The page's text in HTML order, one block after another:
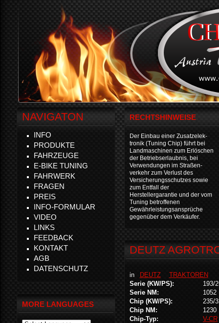
RECHTSHINWEISE
Der Einbau einer Zusatzelek-
tronik (Tuning Chip) führt bei
Landmaschinen zum Erlöschen
der Betriebserlaubnis, bei
Verwendungen im Straßen-
verkehr zum Verlust des
Versicherungsschutzes sowie
zum Entfall der
Herstellergarantie und der vom
Tuning betroffenen
Gewährleistungsansprüche
gegenüber dem Verkäufer.
DEUTZ
in DEUTZ
TRAKTOREN
Serie (KW/PS):
193/
Serie NM:
1052
Chip (KW/PS):
235/
Chip NM:
1230
Chip-Typ:
V-CR
NAVIGATON
INFO
PRODUKTE
FAHRZEUGE
E-BIKE TUNING
FAHRWERK
FRAGEN
PREIS
INFO-FORMULAR
VIDEO
LINKS
FEEDBACK
KONTAKT
AGB
DATENSCHUTZ
MORE LANGUAGES